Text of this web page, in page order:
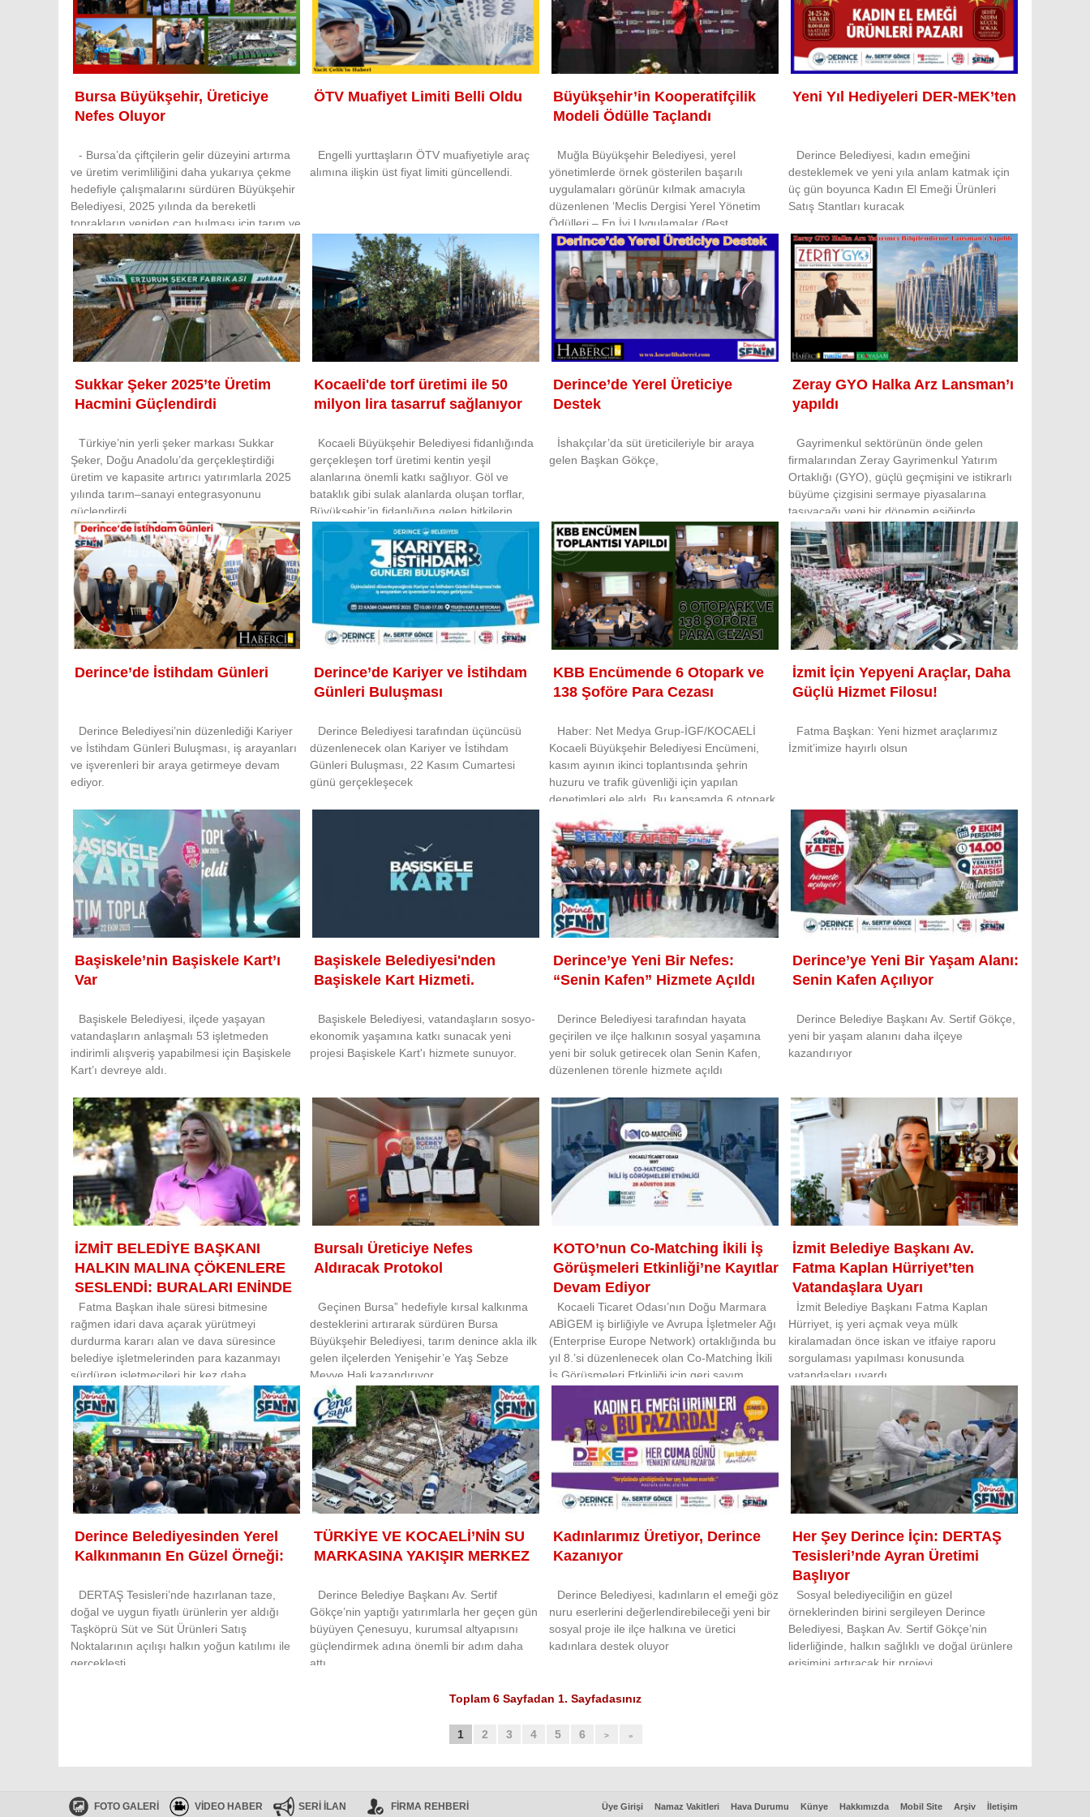
Bursa Büyükşehir, Üreticiye
Nefes Oluyor
- Bursa’da çiftçilerin gelir düzeyini artırma
ve üretim verimliliğini daha yukarıya çekme
hedefiyle çalışmalarını sürdüren Büyükşehir
Belediyesi, 2025 yılında da bereketli
toprakların yeniden can bulması için tarım ve
hayvancılık alanlarında destekle
ÖTV Muafiyet Limiti Belli Oldu
Engelli yurttaşların ÖTV muafiyetiyle araç
alımına ilişkin üst fiyat limiti güncellendi.
Büyükşehir’in Kooperatifçilik
Modeli Ödülle Taçlandı
Muğla Büyükşehir Belediyesi, yerel
yönetimlerde örnek gösterilen başarılı
uygulamaları görünür kılmak amacıyla
düzenlenen ‘Meclis Dergisi Yerel Yönetim
Ödülleri – En İyi Uygulamalar (Best
Practices)’ kapsamında önemli bir başarıya
imza attı.
Yeni Yıl Hediyeleri DER-MEK’ten
Derince Belediyesi, kadın emeğini
desteklemek ve yeni yıla anlam katmak için
üç gün boyunca Kadın El Emeği Ürünleri
Satış Stantları kuracak
Sukkar Şeker 2025’te Üretim
Hacmini Güçlendirdi
Türkiye’nin yerli şeker markası Sukkar
Şeker, Doğu Anadolu’da gerçekleştirdiği
üretim ve kapasite artırıcı yatırımlarla 2025
yılında tarım–sanayi entegrasyonunu
güçlendirdi.
Kocaeli'de torf üretimi ile 50
milyon lira tasarruf sağlanıyor
Kocaeli Büyükşehir Belediyesi fidanlığında
gerçekleşen torf üretimi kentin yeşil
alanlarına önemli katkı sağlıyor. Göl ve
bataklık gibi sulak alanlarda oluşan torflar,
Büyükşehir’in fidanlığına gelen bitkilerin
yeniden hayata
Derince’de Yerel Üreticiye
Destek
İshakçılar’da süt üreticileriyle bir araya
gelen Başkan Gökçe,
Zeray GYO Halka Arz Lansman’ı
yapıldı
Gayrimenkul sektörünün önde gelen
firmalarından Zeray Gayrimenkul Yatırım
Ortaklığı (GYO), güçlü geçmişini ve istikrarlı
büyüme çizgisini sermaye piyasalarına
taşıyacağı yeni bir dönemin eşiğinde.
Derince’de İstihdam Günleri
Derince Belediyesi’nin düzenlediği Kariyer
ve İstihdam Günleri Buluşması, iş arayanları
ve işverenleri bir araya getirmeye devam
ediyor.
Derince’de Kariyer ve İstihdam
Günleri Buluşması
Derince Belediyesi tarafından üçüncüsü
düzenlenecek olan Kariyer ve İstihdam
Günleri Buluşması, 22 Kasım Cumartesi
günü gerçekleşecek
KBB Encümende 6 Otopark ve
138 Şoföre Para Cezası
Haber: Net Medya Grup-İGF/KOCAELİ
Kocaeli Büyükşehir Belediyesi Encümeni,
kasım ayının ikinci toplantısında şehrin
huzuru ve trafik güvenliği için yapılan
denetimleri ele aldı. Bu kapsamda 6 otopark
İzmit İçin Yepyeni Araçlar, Daha
Güçlü Hizmet Filosu!
Fatma Başkan: Yeni hizmet araçlarımız
İzmit’imize hayırlı olsun
Başiskele’nin Başiskele Kart’ı
Var
Başiskele Belediyesi, ilçede yaşayan
vatandaşların anlaşmalı 53 işletmeden
indirimli alışveriş yapabilmesi için Başiskele
Kart’ı devreye aldı.
Başiskele Belediyesi'nden
Başiskele Kart Hizmeti.
Başiskele Belediyesi, vatandaşların sosyo-
ekonomik yaşamına katkı sunacak yeni
projesi Başiskele Kart'ı hizmete sunuyor.
Derince’ye Yeni Bir Nefes:
“Senin Kafen” Hizmete Açıldı
Derince Belediyesi tarafından hayata
geçirilen ve ilçe halkının sosyal yaşamına
yeni bir soluk getirecek olan Senin Kafen,
düzenlenen törenle hizmete açıldı
Derince’ye Yeni Bir Yaşam Alanı:
Senin Kafen Açılıyor
Derince Belediye Başkanı Av. Sertif Gökçe,
yeni bir yaşam alanını daha ilçeye
kazandırıyor
İZMİT BELEDİYE BAŞKANI
HALKIN MALINA ÇÖKENLERE
SESLENDİ: BURALARI ENİNDE
SONUNDA GERİ ALACAĞIZ
Fatma Başkan ihale süresi bitmesine
rağmen idari dava açarak yürütmeyi
durdurma kararı alan ve dava süresince
belediye işletmelerinden para kazanmayı
sürdüren işletmecileri bir kez daha
uyararak
Bursalı Üreticiye Nefes
Aldıracak Protokol
Geçinen Bursa” hedefiyle kırsal kalkınma
desteklerini artırarak sürdüren Bursa
Büyükşehir Belediyesi, tarım denince akla ilk
gelen ilçelerden Yenişehir’e Yaş Sebze
Meyve Hali kazandırıyor
KOTO’nun Co-Matching İkili İş
Görüşmeleri Etkinliği’ne Kayıtlar
Devam Ediyor
Kocaeli Ticaret Odası’nın Doğu Marmara
ABİGEM iş birliğiyle ve Avrupa İşletmeler Ağı
(Enterprise Europe Network) ortaklığında bu
yıl 8.’si düzenlenecek olan Co-Matching İkili
İş Görüşmeleri Etkinliği için geri sayım
İzmit Belediye Başkanı Av.
Fatma Kaplan Hürriyet’ten
Vatandaşlara Uyarı
İzmit Belediye Başkanı Fatma Kaplan
Hürriyet, iş yeri açmak veya mülk
kiralamadan önce iskan ve itfaiye raporu
sorgulaması yapılması konusunda
vatandaşları uyardı
Derince Belediyesinden Yerel
Kalkınmanın En Güzel Örneği:
DERTAŞ Tesisleri’nde hazırlanan taze,
doğal ve uygun fiyatlı ürünlerin yer aldığı
Taşköprü Süt ve Süt Ürünleri Satış
Noktalarının açılışı halkın yoğun katılımı ile
gerçekleşti
TÜRKİYE VE KOCAELİ’NİN SU
MARKASINA YAKIŞIR MERKEZ
Derince Belediye Başkanı Av. Sertif
Gökçe’nin yaptığı yatırımlarla her geçen gün
büyüyen Çenesuyu, kurumsal altyapısını
güçlendirmek adına önemli bir adım daha
attı.
Kadınlarımız Üretiyor, Derince
Kazanıyor
Derince Belediyesi, kadınların el emeği göz
nuru eserlerini değerlendirebileceği yeni bir
sosyal proje ile ilçe halkına ve üretici
kadınlara destek oluyor
Her Şey Derince İçin: DERTAŞ
Tesisleri’nde Ayran Üretimi
Başlıyor
Sosyal belediyeciliğin en güzel
örneklerinden birini sergileyen Derince
Belediyesi, Başkan Av. Sertif Gökçe’nin
liderliğinde, halkın sağlıklı ve doğal ürünlere
erişimini artıracak bir projeyi ..
Toplam 6 Sayfadan 1. Sayfadasınız
1 2 3 4 5 6 > »
FOTO GALERİ VİDEO HABER SERİ İLAN FİRMA REHBERİ İletişim
Arşiv
Mobil Site
Hakkımızda
Künye
Hava Durumu
Namaz Vakitleri
Üye Girişi